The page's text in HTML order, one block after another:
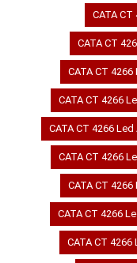
CATA
CATA CT
CATA CT
CATA CT 4266
CATA CT 4266
CATA CT 4266
CATA CT
CATA CT 4266
CATA CT